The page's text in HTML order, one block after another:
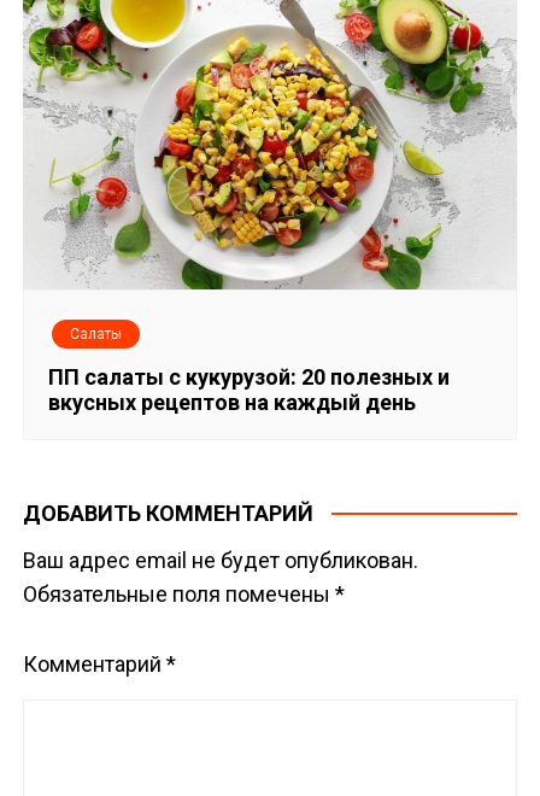
Салаты
ПП салаты с кукурузой: 20 полезных и
вкусных рецептов на каждый день
ДОБАВИТЬ КОММЕНТАРИЙ
Ваш адрес email не будет опубликован.
Обязательные поля помечены*
Комментарий*